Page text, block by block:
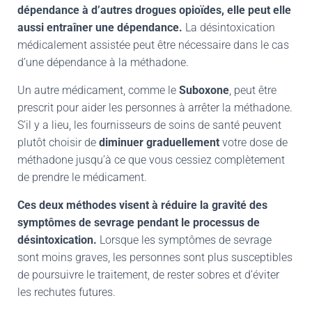
dépendance à d’autres drogues opioïdes, elle peut elle
aussi entraîner une dépendance. La désintoxication
médicalement assistée peut être nécessaire dans le cas
d’une dépendance à la méthadone.
Un autre médicament, comme le Suboxone, peut être
prescrit pour aider les personnes à arrêter la méthadone.
S’il y a lieu, les fournisseurs de soins de santé peuvent
plutôt choisir de diminuer graduellement votre dose de
méthadone jusqu’à ce que vous cessiez complètement
de prendre le médicament.
Ces deux méthodes visent à réduire la gravité des
symptômes de sevrage pendant le processus de
désintoxication. Lorsque les symptômes de sevrage
sont moins graves, les personnes sont plus susceptibles
de poursuivre le traitement, de rester sobres et d’éviter
les rechutes futures.